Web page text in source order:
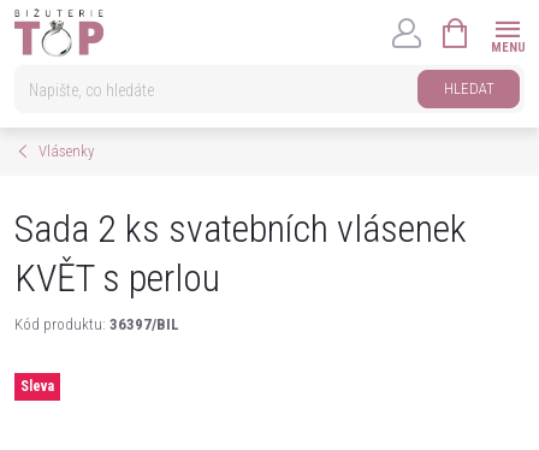
Přejít
HLEDAT
KOŠÍK
Vlásenky
Sada 2 ks svatebních vlásenek
KVĚT s perlou
Kód produktu: 36397/BIL
Sleva